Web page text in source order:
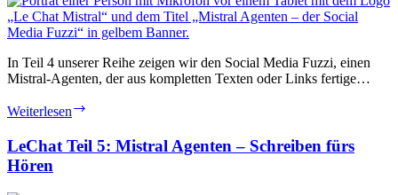
für
Agenten
In Teil 4 unserer Reihe zeigen wir den Social Media Fuzzi, einen
Mistral-Agenten, der aus kompletten Texten oder Links fertige…
Weiterlesen
4:
Mistral
LeChat Teil 5: Mistral Agenten – Schreiben fürs
Hören